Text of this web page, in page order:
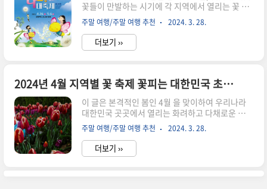
가장 아름답게 즐길 수 있는 방법을 알려드립니다.
청주 벚꽃 축제에서는 아름다운 벚꽃 길을 걸으며
봄의 정취를 느낄 수 있고, 대청호 벚꽃 마라톤 대회
는 봄날의 활기를 ..
꽃들이 만발하는 시기에 각 지역에서 열리는 꽃 축
제로 여행 어떠세요? 서울의 여의도부터 제주의 왕
벚꽃 축제까지, 봄의 시작을 알리는 한국 꽃 축제의
모든 것 - 한 장의 표에 담았습니다. 각 축제의 매력
과 함께 방문 팁을 소개하여, 봄을 만끽할 수 있는
그곳을 선택해보세요. 주말 여행지 추천 실시간 벚
꽃 개화도 보러가기 일정은 해당 홈페이지에서 꼭
확인해주세요. 변동될 수 있습니다. 가이드 여행 역
시 추천 드립니다. 4월 한국 꽃 축제의 모든 것 지역
명(충청권 수도권 영남권 호남권 등)을 탭하면 해당
지역 축제zip 으로 연결됩니다. 지역 축제 일정 ..
주말 여행/주말 여행 추천 2024. 3. 28.
더보기 ››
2024년 4월 지역별 꽃 축제 꽃피는 대한민국 초간편 완벽 가이드
이 글은 본격적인 봄인 4월 을 맞이하여 우리나라
대한민국 곳곳에서 열리는 화려하고 다채로운 지역
별 꽃 축제 (feat 쭈꾸미 등 해산물)들을 소개하기
위해 마련되었습니다. 당신은 이 글 하나로 대한민
국 곳곳의 꽃 축제를 찾아 헤매는 시간을 절약힐 수
있습니다. 지금 바로 당신의 발길을 이끌 최고의 꽃
주말 여행/주말 여행 추천 2024. 3. 28.
더보기 ››